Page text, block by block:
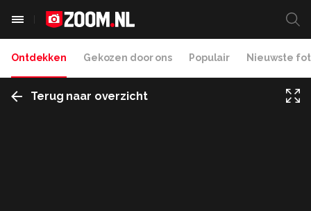
Ontdekken Gekozen door ons Populair Nieuwste
Terug naar overzicht